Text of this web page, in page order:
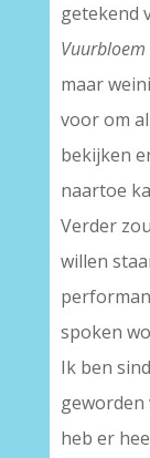
getekend
Vuurbloem
maar
voor om
bekijken
naartoe
Verder
willen
spoken
Ik ben
geworden
heb er